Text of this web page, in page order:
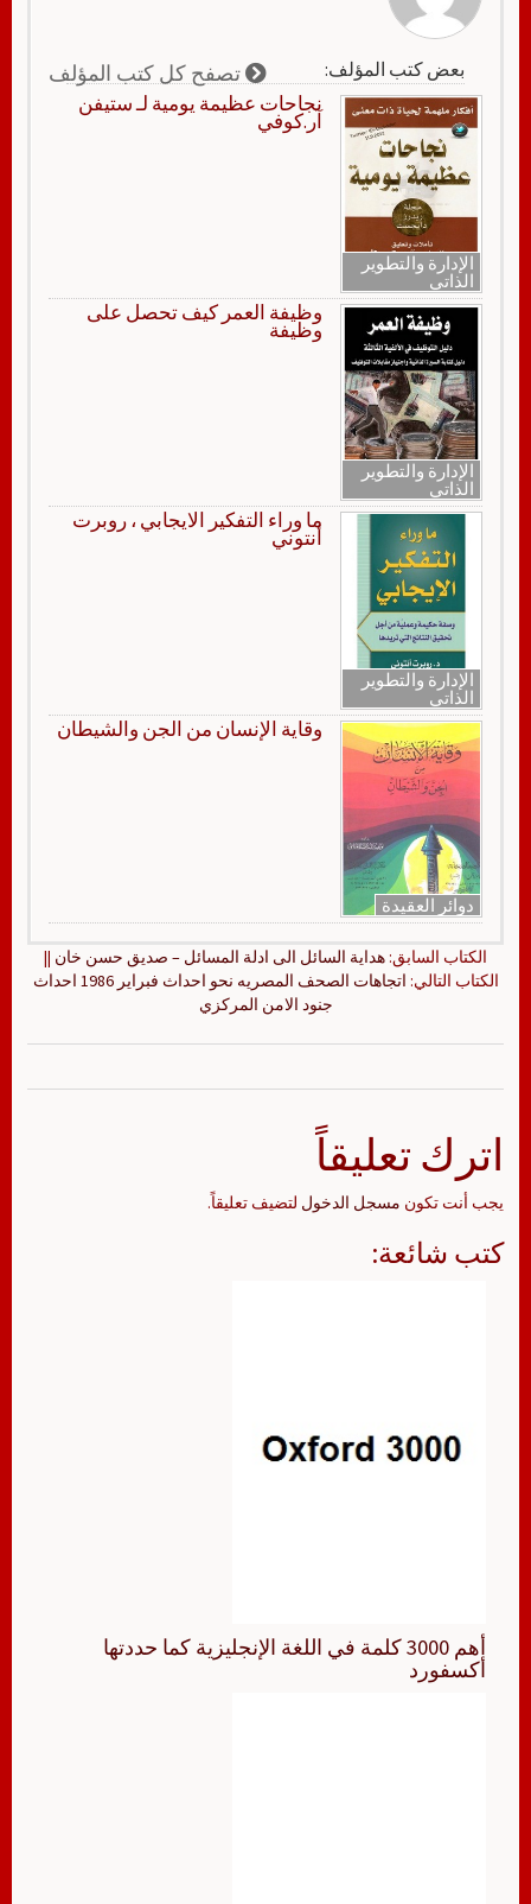
بعض كتب المؤلف: تصفح كل كتب المؤلف
الإدارة والتطوير
الذاتي
نجاحات عظيمة يومية لـ ستيفن
آر.كوفي
الإدارة والتطوير
الذاتي
وظيفة العمر كيف تحصل على
وظيفة
الإدارة والتطوير
الذاتي
ما وراء التفكير الايجابي ، روبرت
أنتوني
دوائر العقيدة
وقاية الإنسان من الجن والشيطان
الكتاب السابق: هدایة السائل الی ادلة المسائل – صدیق حسن خان ||
الكتاب التالي:
اتجاهات الصحف المصريه نحو احداث فبراير 1986 احداث
جنود الامن المركزي
اترك تعليقاً
يجب أنت تكون مسجل الدخول لتضيف تعليقاً.
كتب شائعة:
أهم 3000 كلمة في اللغة الإنجليزية كما حددتها
أكسفورد